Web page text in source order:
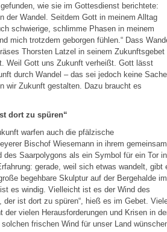
wie sie im Gottesdienst berichtete:
der Wandel. Seitdem Gott in meinem Alltag
schwierige, schlimme Phasen in meinem
mich trotzdem geborgen fühlen.“ Dass
Thorsten Latzel in seinem Zukunftsgebet
Weil Gott uns Zukunft verheißt. Gott lässt
durch Wandel – das sei jedoch keine Sache
wir Zukunft gestalten. Dazu braucht es
dort zu spüren“
warfen auch die pfälzische
Bischof Wiesemann in ihrem
Saarpolygons als ein Symbol für ein Tor in
gerade, weil sich etwas wandelt, gibt
begehbare Skulptur auf der Bergehalde im
es windig. Vielleicht ist es der Wind des
der ist dort zu spüren“, hieß es im Gebet.
der vielen Herausforderungen und Krisen in
frischen Wind für unser Land